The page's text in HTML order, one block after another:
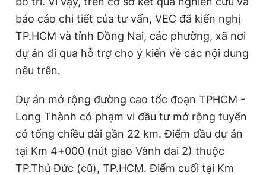
báo cáo chi tiết của tư vấn, VEC đã kiến nghị
TP.HCM và tỉnh Đồng Nai, các phường, xã nơi
dự án đi qua hỗ trợ cho ý kiến về các nội dung
nêu trên.
Dự án mở rộng đường cao tốc đoạn TPHCM -
Long Thành có phạm vi đầu tư mở rộng tuyến
có tổng chiều dài gần 22 km. Điểm đầu dự án
tại Km 4+000 (nút giao Vành đai 2) thuộc
TP.Thủ Đức (cũ), TP.HCM. Điểm cuối tại Km